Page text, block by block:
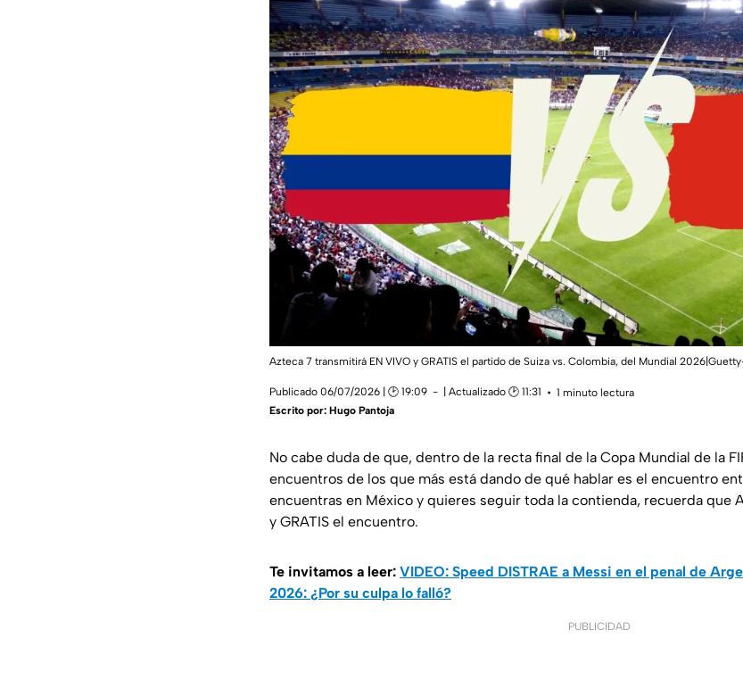
Azteca 7 transmitirá EN VIVO y GRATIS el partido de Suiza vs. Colombia, del Mundial
Publicado 06/07/2026 | 🕑 19:09 | Actualizado 🕑 11:31
1 minuto lectura
Escrito por: Hugo Pantoja
No cabe duda de que, dentro de la recta final de la Copa Mundial de la
encuentros de los que más está dando de qué hablar es el encuentro
encuentras en México y quieres seguir toda la contienda, recuerda que
y GRATIS el encuentro.
Te invitamos a leer: VIDEO: Speed DISTRAE a Messi en el penal de
2026: ¿Por su culpa lo falló?
PUBLICIDAD